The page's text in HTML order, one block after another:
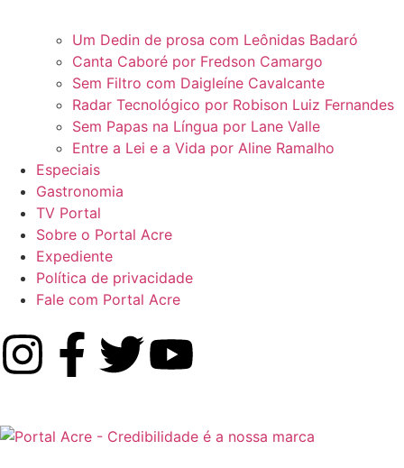
Um Dedin de prosa com Leônidas Badaró
Canta Caboré por Fredson Camargo
Sem Filtro com Daigleíne Cavalcante
Radar Tecnológico por Robison Luiz Fernandes
Sem Papas na Língua por Lane Valle
Entre a Lei e a Vida por Aline Ramalho
Especiais
Gastronomia
TV Portal
Sobre o Portal Acre
Expediente
Política de privacidade
Fale com Portal Acre